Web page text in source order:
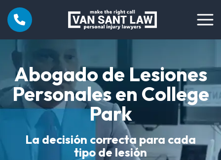
Abogado de Lesiones
Personales en College
Park
La decisión correcta para cada
tipo de lesión